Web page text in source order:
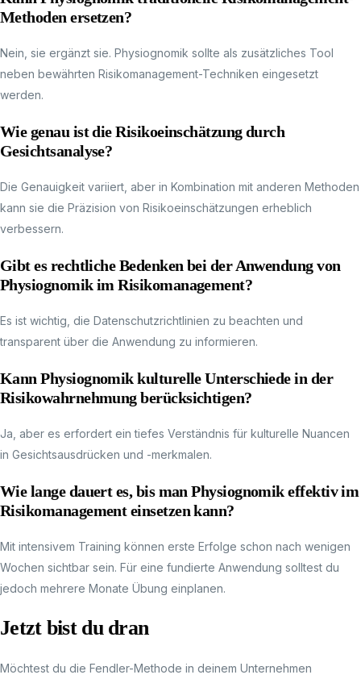
Methoden ersetzen?
Nein, sie ergänzt sie. Physiognomik sollte als zusätzliches Tool
neben bewährten Risikomanagement-Techniken eingesetzt
werden.
Wie genau ist die Risikoeinschätzung durch
Gesichtsanalyse?
Die Genauigkeit variiert, aber in Kombination mit anderen Methoden
kann sie die Präzision von Risikoeinschätzungen erheblich
verbessern.
Gibt es rechtliche Bedenken bei der Anwendung von
Physiognomik im Risikomanagement?
Es ist wichtig, die Datenschutzrichtlinien zu beachten und
transparent über die Anwendung zu informieren.
Kann Physiognomik kulturelle Unterschiede in der
Risikowahrnehmung berücksichtigen?
Ja, aber es erfordert ein tiefes Verständnis für kulturelle Nuancen
in Gesichtsausdrücken und -merkmalen.
Wie lange dauert es, bis man Physiognomik effektiv im
Risikomanagement einsetzen kann?
Mit intensivem Training können erste Erfolge schon nach wenigen
Wochen sichtbar sein. Für eine fundierte Anwendung solltest du
jedoch mehrere Monate Übung einplanen.
Jetzt bist du dran
Möchtest du die Fendler-Methode in deinem Unternehmen